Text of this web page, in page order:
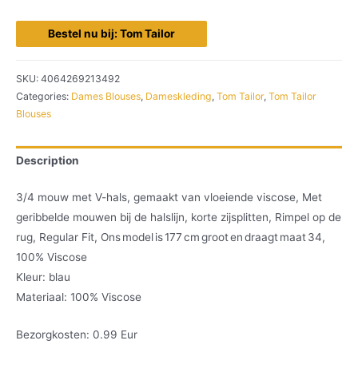
Bestel nu bij: Tom Tailor
SKU: 4064269213492
Categories: Dames Blouses, Dameskleding, Tom Tailor, Tom Tailor
Blouses
Description
3/4 mouw met V-hals, gemaakt van vloeiende viscose, Met
geribbelde mouwen bij de halslijn, korte zijsplitten, Rimpel op de
rug, Regular Fit, Ons model is 177 cm groot en draagt maat 34,
100% Viscose
Kleur: blau
Materiaal: 100% Viscose
Bezorgkosten: 0.99 Eur